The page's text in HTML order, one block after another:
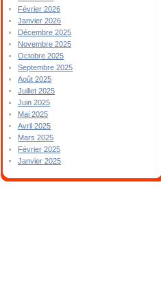
Février 2026
Janvier 2026
Décembre 2025
Novembre 2025
Octobre 2025
Septembre 2025
Août 2025
Juillet 2025
Juin 2025
Mai 2025
Avril 2025
Mars 2025
Février 2025
Janvier 2025